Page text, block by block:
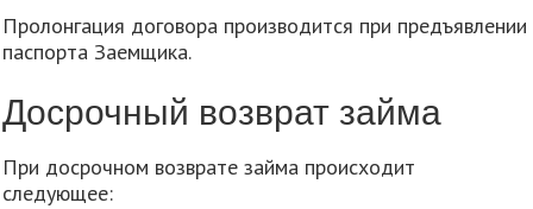
Пролонгация договора производится при предъявлении
паспорта Заемщика.
Досрочный возврат займа
При досрочном возврате займа происходит
следующее: